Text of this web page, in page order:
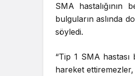
SMA
bulguların aslında
söyledi.
“Tip 1 SMA
hareket